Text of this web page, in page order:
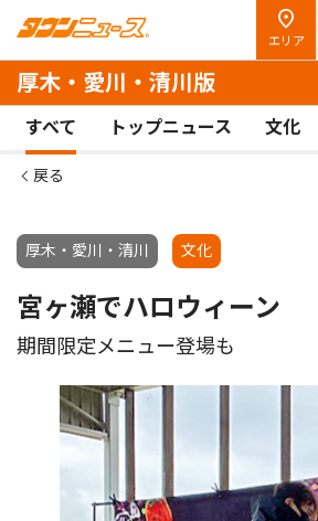
エリア
厚木・愛川・清川版
すべて トップニュース 文化
戻る
厚木・愛川・清川 文化
宮ヶ瀬でハロウィーン
期間限定メニュー登場も